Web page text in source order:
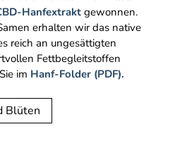
Hanfextrakt gewonnen.
erhalten wir das native
reich an ungesättigten
Fettbegleitstoffen
im Hanf-Folder (PDF).
Blüten